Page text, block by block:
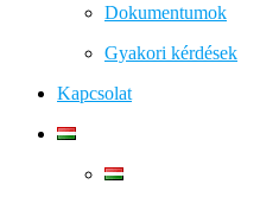
Dokumentumok
Gyakori kérdések
Kapcsolat